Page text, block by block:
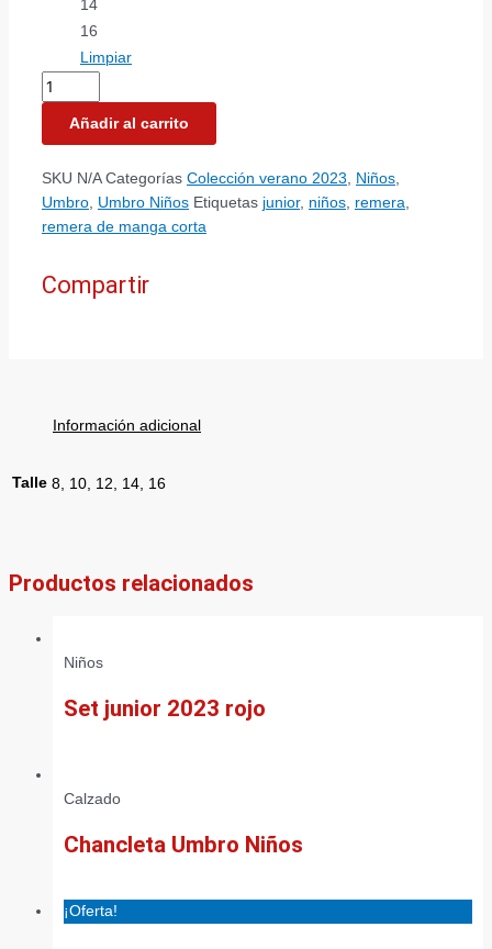
14
16
Limpiar
Añadir al carrito
SKU N/A Categorías Colección verano 2023, Niños,
Umbro, Umbro Niños Etiquetas junior, niños, remera,
remera de manga corta
Compartir
Información adicional
Talle 8, 10, 12, 14, 16
Productos relacionados
Niños
Set junior 2023 rojo
Calzado
Chancleta Umbro Niños
¡Oferta!